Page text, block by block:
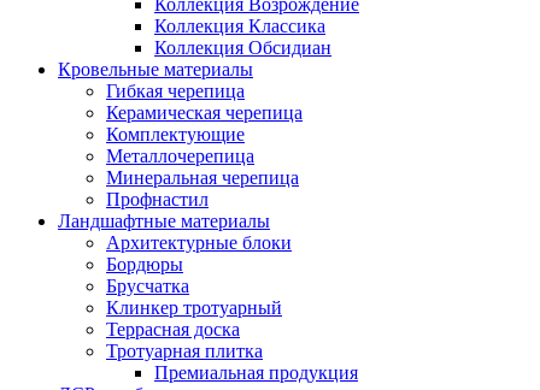
Коллекция Классика
Коллекция Обсидиан
Кровельные материалы
Гибкая черепица
Керамическая черепица
Комплектующие
Металлочерепица
Минеральная черепица
Профнастил
Ландшафтные материалы
Архитектурные блоки
Бордюры
Брусчатка
Клинкер тротуарный
Террасная доска
Тротуарная плитка
Премиальная продукция